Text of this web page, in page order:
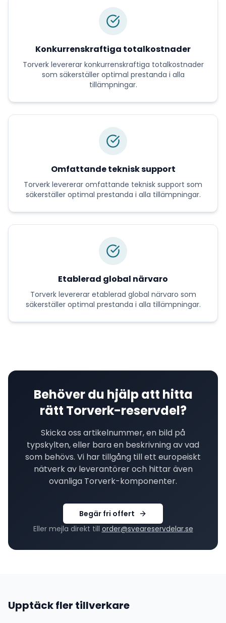
Konkurrenskraftiga totalkostnader
Torverklevererar konkurrenskraftiga totalkostnader
som säkerställer optimal prestanda i alla
tillämpningar.
Omfattande teknisk support
Torverk levererar omfattande teknisk support som
säkerställer optimal prestanda i alla tillämpningar.
Etablerad global närvaro
Torverklevererar etablerad global närvaro som
säkerställer optimal prestanda i alla tillämpningar.
Behöver du hjälp att hitta
rätt Torverk-reservdel?
Skicka oss artikelnummer, en bild på
typskylten, eller bara en beskrivning av vad
som behövs. Vi har tillgång till ett europeiskt
nätverk av leverantörer och hittar även
ovanliga Torverk-komponenter.
Begär fri offert
Eller mejla direkt till order@sveareservdelar.se
Upptäck fler tillverkare